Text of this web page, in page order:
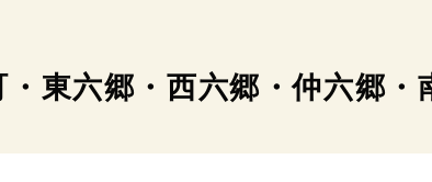
東六郷・西六郷・仲六郷・